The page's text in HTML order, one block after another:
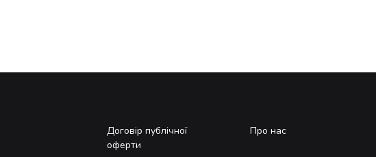
Договір публічної
оферти
Про нас